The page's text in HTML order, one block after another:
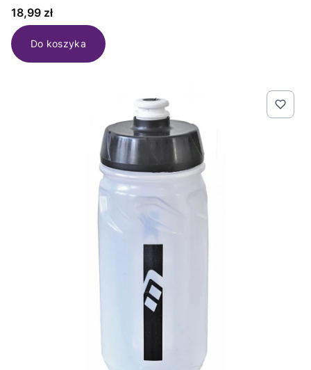
Cena
18,99 zł
Do koszyka